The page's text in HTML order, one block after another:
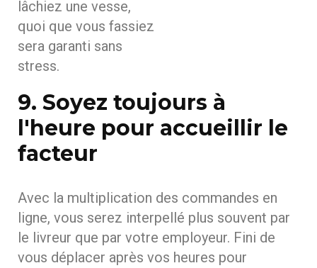
lâchiez une vesse,
quoi que vous fassiez
sera garanti sans
stress.
9. Soyez toujours à
l'heure pour accueillir le
facteur
Avec la multiplication des commandes en
ligne, vous serez interpellé plus souvent par
le livreur que par votre employeur. Fini de
vous déplacer après vos heures pour